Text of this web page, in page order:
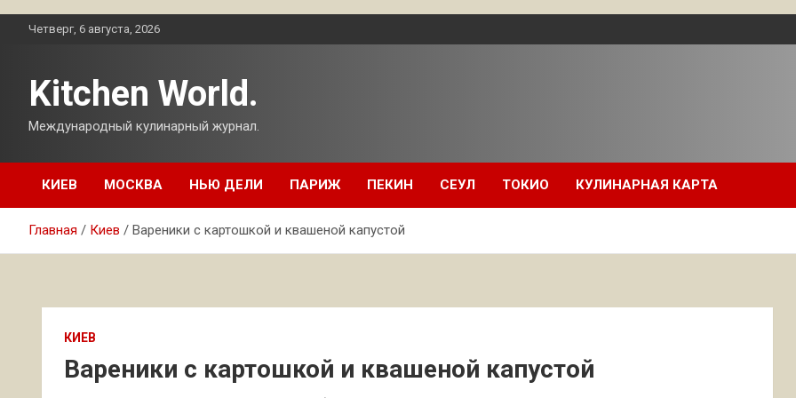
ПерейтиЧетверг, 6 августа, 2026
Kitchen World.
Международный кулинарный журнал.
КИЕВ МОСКВА НЬЮ ДЕЛИ ПАРИЖ ПЕКИН СЕУЛ ТОКИО КУЛИНАРНАЯ КАРТА
Главная Киев Вареники с картошкой и квашеной капустой
КИЕВ
Вареники с картошкой и квашеной капустой